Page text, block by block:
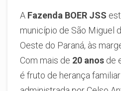
A Fazenda BOER JSS
município de São Miguel
Oeste do Paraná, às
Com mais de 20 anos de
é fruto de herança